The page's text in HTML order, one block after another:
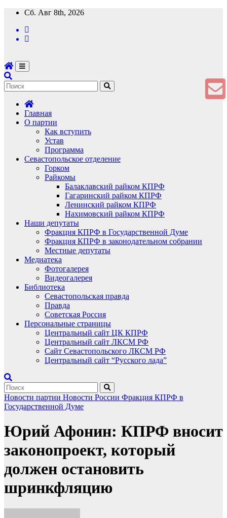
Перейти
содержимому
Сб. Авг 8th, 2026
Главная
О партии
Как вступить
Устав
Программа
Севастопольское отделение
Горком
Райкомы
Балаклавский райком КПРФ
Гагаринский райком КПРФ
Ленинский райком КПРФ
Нахимовский райком КПРФ
Наши депутаты
Фракция КПРФ в Государственной Думе
Фракция КПРФ в законодательном собрании
Местные депутаты
Медиатека
Фотогалерея
Видеогалерея
Библиотека
Севастопольская правда
Правда
Советская Россия
Персональные страницы
Центральный сайт ЦК КПРФ
Центральный сайт ЛКСМ РФ
Сайт Севастопольского ЛКСМ РФ
Центральный сайт “Русского лада”
Новости партии Новости России Фракция КПРФ в
Государственной Думе
Юрий Афонин: КПРФ вносит
законопроект, который
должен остановить
шринкфляцию